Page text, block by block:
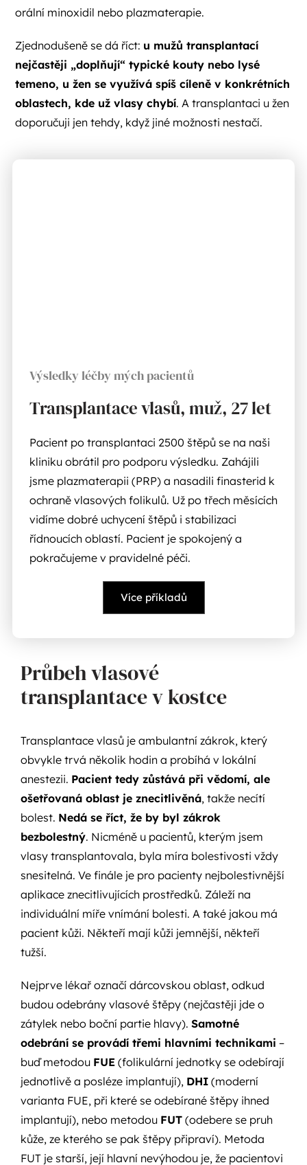
orální minoxidil nebo plazmaterapie.
Zjednodušeně se dá říct: u mužů transplantací
nejčastěji „doplňují“ typické kouty nebo lysé
temeno, u žen se využívá spíš cíleně v konkrétních
oblastech, kde už vlasy chybí. A transplantaci u žen
doporučuji jen tehdy, když jiné možnosti nestačí.
Výsledky léčby mých pacientů
Transplantace vlasů, muž, 27 let
Pacient po transplantaci 2500 štěpů se na naši
kliniku obrátil pro podporu výsledku. Zahájili
jsme plazmaterapii (PRP) a nasadili finasterid k
ochraně vlasových folikulů. Už po třech měsících
vidíme dobré uchycení štěpů i stabilizaci
řídnoucích oblastí. Pacient je spokojený a
pokračujeme v pravidelné péči.
Více příkladů
Průbeh vlasové
transplantace v kostce
Transplantace vlasů je ambulantní zákrok, který
obvykle trvá několik hodin a probíhá v lokální
anestezii. Pacient tedy zůstává při vědomí, ale
ošetřovaná oblast je znecitlivěná, takže necítí
bolest. Nedá se říct, že by byl zákrok
bezbolestný. Nicméně u pacientů, kterým jsem
vlasy transplantovala, byla míra bolestivosti vždy
snesitelná. Ve finále je pro pacienty nejbolestivnější
aplikace znecitlivujících prostředků. Záleží na
individuální míře vnímání bolesti. A také jakou má
pacient kůži. Někteří mají kůži jemnější, někteří
tužší.
Nejprve lékař označí dárcovskou oblast, odkud
budou odebrány vlasové štěpy (nejčastěji jde o
zátylek nebo boční partie hlavy). Samotné
odebrání se provádí třemi hlavními technikami –
buď metodou FUE(folikulární jednotky se odebírají
jednotlivě a posléze implantují), DHI(moderní
varianta FUE, při které se odebírané štěpy ihned
implantují), nebo metodou FUT(odebere se pruh
kůže, ze kterého se pak štěpy připraví). Metoda
FUT je starší, její hlavní nevýhodou je, že pacientovi